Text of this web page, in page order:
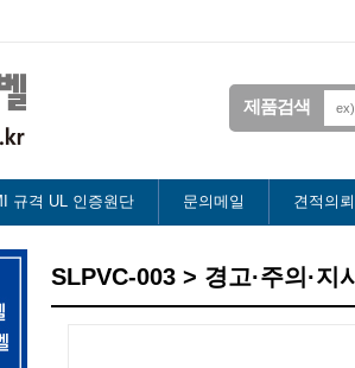
제품검색
규격 UL 인증원단 문의메일 견적의
SLPVC-003 > 경고·주의·지